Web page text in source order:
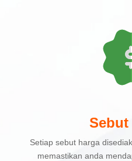
Sebut
Setiap sebut harga
memastikan anda